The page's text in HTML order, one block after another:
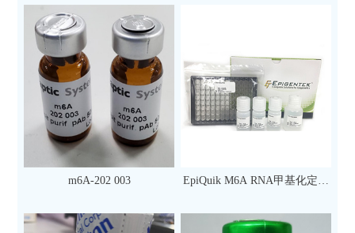
m6A-202 003
EpiQuik M6A RNA甲基化定量
次）